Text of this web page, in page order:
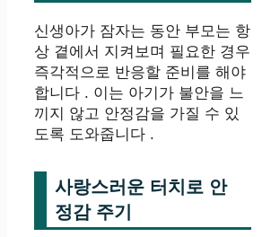
신생아가 잠자는 동안 부모는 항
상 곁에서 지켜보며 필요한 경우
즉각적으로 반응할 준비를 해야
합니다 . 이는 아기가 불안을 느
끼지 않고 안정감을 가질 수 있
도록 도와줍니다 .
사랑스러운 터치로 안
정감 주기